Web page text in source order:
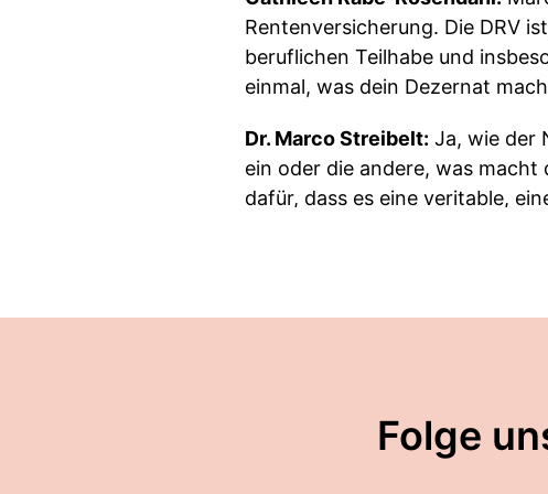
Rentenversicherung. Die DRV
beruflichen Teilhabe und
einmal, was dein Dezernat
Dr. Marco Streibelt: Ja, wie der
ein oder die andere, was
dafür, dass es eine veritable,
darüber – das ist auch, glaube
wir sind zwar bei der DRV-
weiß vielleicht, wir haben ja
Folge